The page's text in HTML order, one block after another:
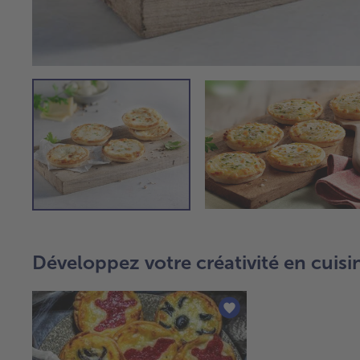
Développez votre créativité en